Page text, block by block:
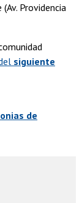
Providencia
siguiente
de